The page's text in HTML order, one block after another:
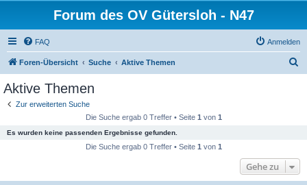
Forum des OV Gütersloh - N47
FAQ Anmelden
Foren-Übersicht Suche Aktive Themen
Aktive Themen
Zur erweiterten Suche
Die Suche ergab 0 Treffer • Seite 1 von 1
Es wurden keine passenden Ergebnisse gefunden.
Die Suche ergab 0 Treffer • Seite 1 von 1
Gehe zu